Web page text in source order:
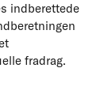
indberettede
fradrag.